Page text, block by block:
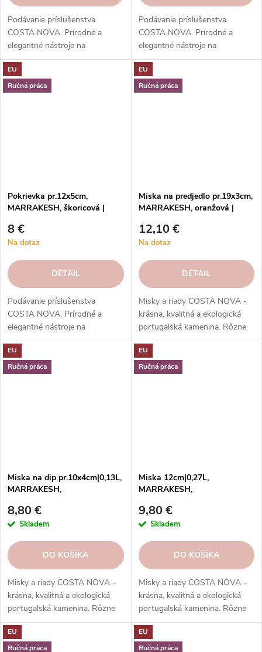
Podávanie príslušenstva
COSTA NOVA. Prírodné a
elegantné nástroje na
servírovanie jedla.
Vysokokvalitné, odolné a ľahko
sa čistia.
Podávanie príslušenstva
COSTA NOVA. Prírodné a
elegantné nástroje na
servírovanie jedla.
Vysokokvalitné, odolné a ľahko
sa čistia.
EU
Ručná práca
Pokrievka pr.12x5cm,
MARRAKESH, škoricová |
8 €
Na dotaz
DETAIL
Podávanie príslušenstva
COSTA NOVA. Prírodné a
elegantné nástroje na
servírovanie jedla.
Vysokokvalitné, odolné a ľahko
sa čistia.
EU
Ručná práca
Miska na predjedlo pr.19x3cm,
MARRAKESH, oranžová |
12,10 €
Na dotaz
DETAIL
Misky a riady COSTA NOVA -
krásna, kvalitná a ekologická
portugalská kamenina. Rôzne
tvary, farby, vzory a veľkosti.
Objednajte si ich v našom e-
shope.
EU
Ručná práca
Miska na dip pr.10x4cm|0,13L,
MARRAKESH,
8,80 €
Skladem
DO KOŠÍKA
Misky a riady COSTA NOVA -
krásna, kvalitná a ekologická
portugalská kamenina. Rôzne
tvary, farby, vzory a veľkosti.
Objednajte si ich v našom e-
shope.
EU
Ručná práca
Miska 12cm|0,27L,
MARRAKESH,
9,80 €
Skladem
DO KOŠÍKA
Misky a riady COSTA NOVA -
krásna, kvalitná a ekologická
portugalská kamenina. Rôzne
tvary, farby, vzory a veľkosti.
Objednajte si ich v našom e-
shope.
EU
Ručná práca
EU
Ručná práca